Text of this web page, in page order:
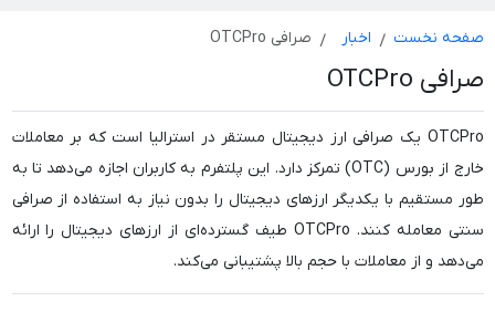
صفحه نخست اخبار صرافی OTCPro
صرافی OTCPro
OTCPro یک صرافی ارز دیجیتال مستقر در استرالیا است که بر معاملات
خارج از بورس (OTC) تمرکز دارد. این پلتفرم به کاربران اجازه می‌دهد تا به
طور مستقیم با یکدیگر ارزهای دیجیتال را بدون نیاز به استفاده از صرافی
سنتی معامله کنند. OTCPro طیف گسترده‌ای از ارزهای دیجیتال را ارائه
می‌دهد و از معاملات با حجم بالا پشتیبانی می‌کند.